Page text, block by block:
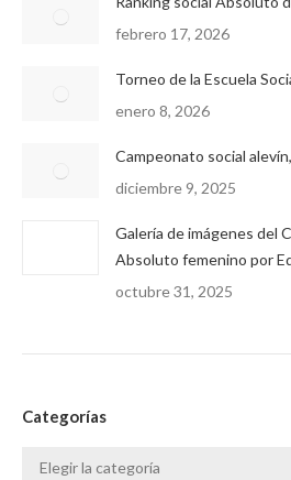
febrero 17, 2026
Torneo de la Escuela
enero 8, 2026
Campeonato social
diciembre 9, 2025
Galería de imágenes del
Absoluto femenino por
octubre 31, 2025
Categorías
Categorías